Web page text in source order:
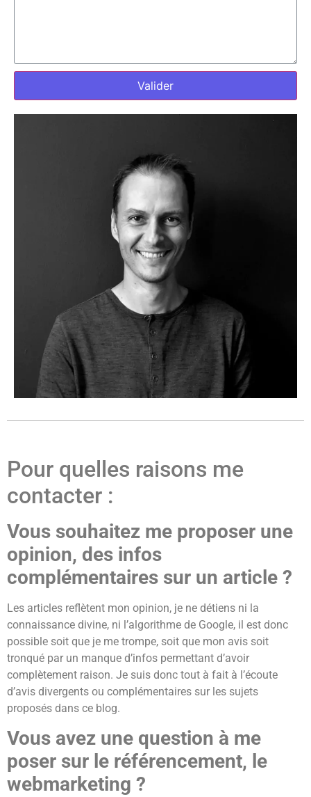
Valider
Pour quelles raisons me
contacter :
Vous souhaitez me proposer une
opinion, des infos
complémentaires sur un article ?
Les articles reflètent mon opinion, je ne détiens ni la
connaissance divine, ni l’algorithme de Google, il est donc
possible soit que je me trompe, soit que mon avis soit
tronqué par un manque d’infos permettant d’avoir
complètement raison. Je suis donc tout à fait à l’écoute
d’avis divergents ou complémentaires sur les sujets
proposés dans ce blog.
Vous avez une question à me
poser sur le référencement, le
webmarketing ?